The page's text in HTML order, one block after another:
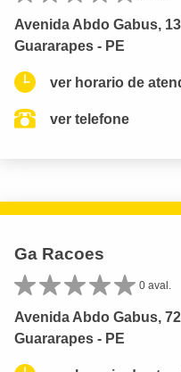
Avenida Abdo Gabus,
Guararapes - PE
ver horario de
ver telefone
Ga Racoes
0 aval.
Avenida Abdo Gabus,
Guararapes - PE